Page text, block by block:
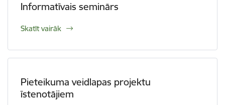
Informatīvais seminārs
Skatīt vairāk
Pieteikuma veidlapas projektu
īstenotājiem